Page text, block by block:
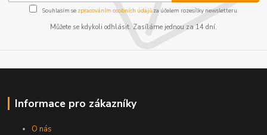
Souhlasím se zpracováním osobních údajůza účelem rozesílky newsletteru.
Můžete se kdykoli odhlásit. Zasíláme jednou za 14 dní.
Informace pro zákazníky
O nás